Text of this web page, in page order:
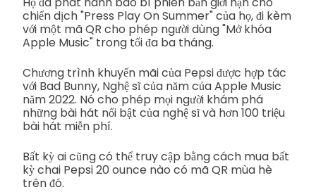
chiến dịch "Press Play On Summer" của họ, đi kèm
với một mã QR cho phép người dùng "Mở khóa
Apple Music" trong tối đa ba tháng.
Chương trình khuyến mãi của Pepsi được hợp tác
với Bad Bunny, Nghệ sĩ của năm của Apple Music
năm 2022. Nó cho phép mọi người khám phá
những bài hát nổi bật của nghệ sĩ và hơn 100 triệu
bài hát miễn phí.
Bất kỳ ai cũng có thể truy cập bằng cách mua bất
kỳ chai Pepsi 20 ounce nào có mã QR mùa hè
trên đó.